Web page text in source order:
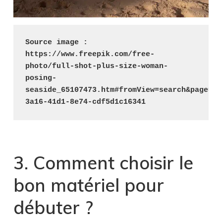
Source image :
https://www.freepik.com/free-
photo/full-shot-plus-size-woman-
posing-
3a16-41d1-8e74-cdf5d1c16341
3. Comment choisir le
bon matériel pour
débuter ?